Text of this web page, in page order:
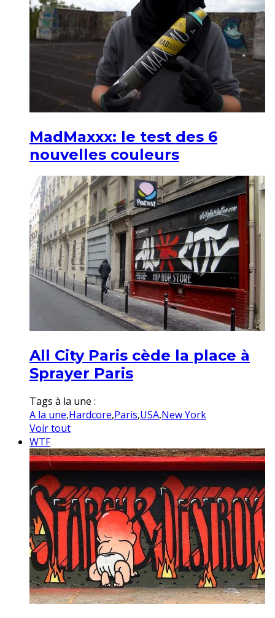
MadMaxxx: le test des 6
nouvelles couleurs
All City Paris cède la place à
Sprayer Paris
Tags à la une :
A la une,Hardcore,Paris,USA,New York
Voir tout
WTF